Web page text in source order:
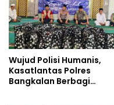
Wujud Polisi Humanis,
Kasatlantas Polres
Bangkalan Berbagi